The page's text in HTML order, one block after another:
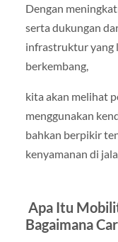
Dengan
serta dukungan
infrastruktur yang
berkembang,
kita akan melihat
menggunakan
bahkan berpikir
kenyamanan di
Apa Itu
Bagaimana